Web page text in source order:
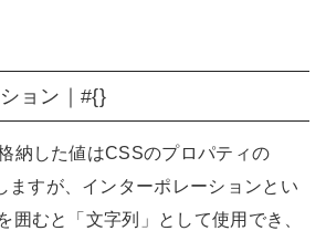
ョン｜#{}
納した値はCSSのプロパティの
ますが、インターポレーションとい
囲むと「文字列」として使用でき、